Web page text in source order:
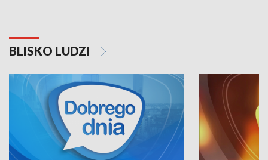
BLISKO LUDZI